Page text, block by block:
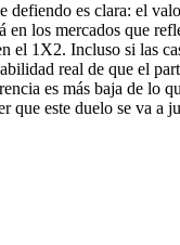
defiendo es clara: el
en los mercados que
el 1X2. Incluso si las
real de que el
es más baja de lo
que este duelo se va a